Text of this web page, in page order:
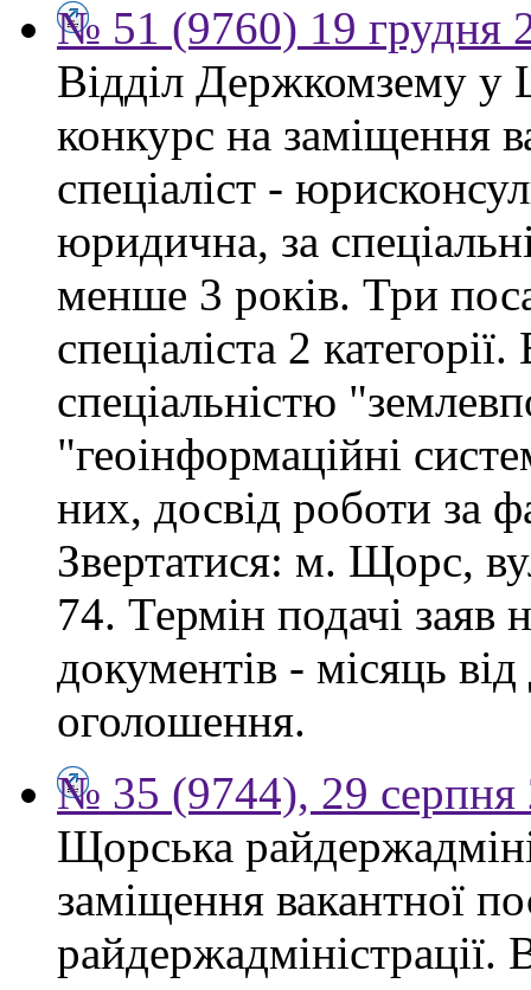
№ 51 (9760) 19 грудня
Відділ Держкомзему у
конкурс на заміщення
спеціаліст -
юридична, за
менше 3 років. Три
спеціаліста 2
спеціальністю
"геоінформаційні
них, досвід роботи за
Звертатися: м. Щорс,
74. Термін подачі заяв
документів - місяць
оголошення.
№ 35 (9744), 29 серпня
Щорська
заміщення вакантної
райдержадміністрації.